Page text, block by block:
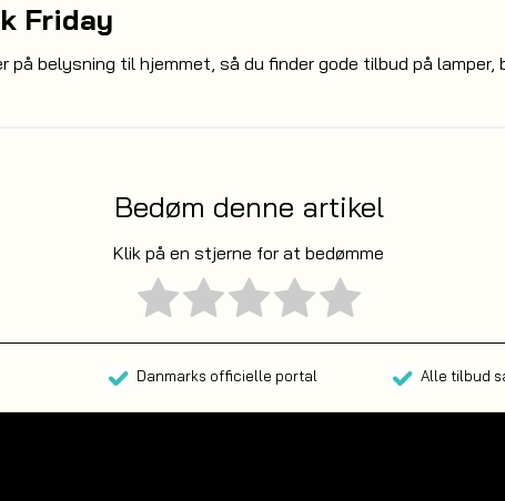
Friday
på belysning til hjemmet, så du finder gode tilbud på lamper,
Bedøm denne artikel
Klik på en stjerne for at bedømme
Danmarks officielle portal Alle tilbud